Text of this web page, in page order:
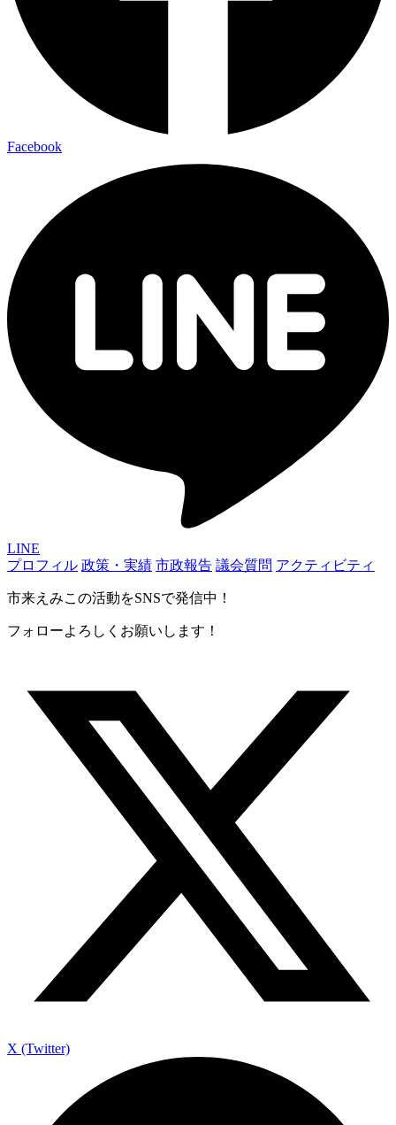
Facebook
LINE
プロフィル 政策・実績 市政報告 議会質問 アクティビティ
市来えみこの活動をSNSで発信中！
フォローよろしくお願いします！
X (Twitter)